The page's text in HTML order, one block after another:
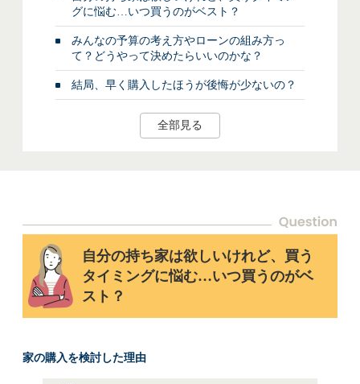
グに悩む…いつ買うのがベスト？
みんなの予算の考え方やローンの組み方っ
て？どうやって決めたらいいのかな？
結局、早く購入したほうが後悔が少ないの？
全部見る
自分の持ち家は欲しいけれど、買う
タイミングに悩む…いつ買うのがベ
スト？
家の購入を検討した理由